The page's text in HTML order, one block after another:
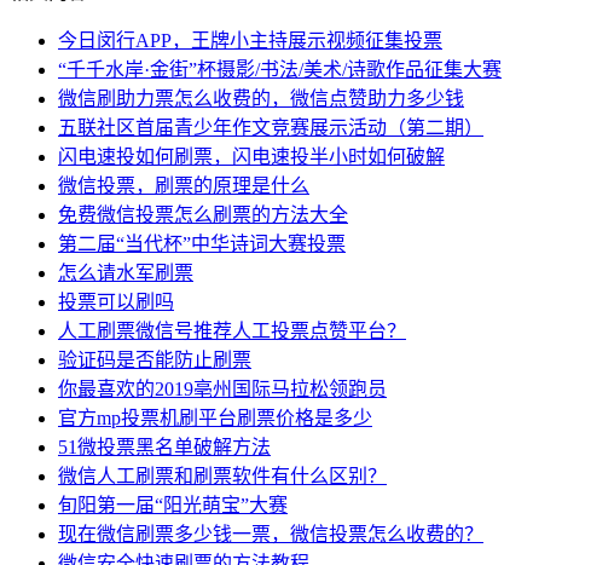
今日闵行APP，王牌小主持展示视频征集投票
“千千水岸·金街”杯摄影/书法/美术/诗歌作品征集大赛
微信刷助力票怎么收费的，微信点赞助力多少钱
五联社区首届青少年作文竞赛展示活动（第二期）
闪电速投如何刷票，闪电速投半小时如何破解
微信投票，刷票的原理是什么
免费微信投票怎么刷票的方法大全
第二届“当代杯”中华诗词大赛投票
怎么请水军刷票
投票可以刷吗
人工刷票微信号推荐人工投票点赞平台？
验证码是否能防止刷票
你最喜欢的2019亳州国际马拉松领跑员
官方mp投票机刷平台刷票价格是多少
51微投票黑名单破解方法
微信人工刷票和刷票软件有什么区别？
旬阳第一届“阳光萌宝”大赛
现在微信刷票多少钱一票，微信投票怎么收费的？